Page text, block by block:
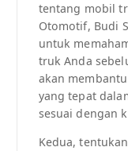
tentang mobil
Otomotif, Budi
untuk
truk Anda
akan
yang tepat
sesuai dengan
Kedua,